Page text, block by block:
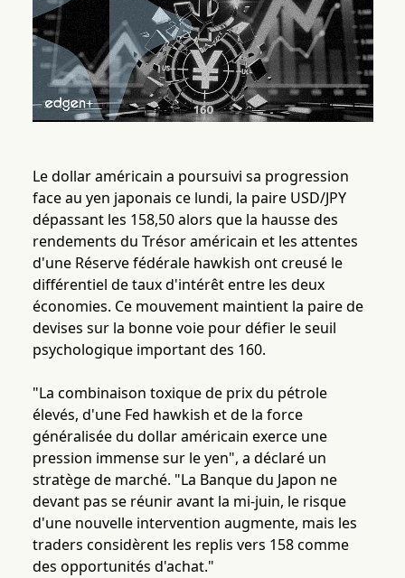
Le dollar américain a poursuivi sa progression
face au yen japonais ce lundi, la paire USD/JPY
dépassant les 158,50 alors que la hausse des
rendements du Trésor américain et les attentes
d'une Réserve fédérale hawkish ont creusé le
différentiel de taux d'intérêt entre les deux
économies. Ce mouvement maintient la paire de
devises sur la bonne voie pour défier le seuil
psychologique important des 160.
"La combinaison toxique de prix du pétrole
élevés, d'une Fed hawkish et de la force
généralisée du dollar américain exerce une
pression immense sur le yen", a déclaré un
stratège de marché. "La Banque du Japon ne
devant pas se réunir avant la mi-juin, le risque
d'une nouvelle intervention augmente, mais les
traders considèrent les replis vers 158 comme
des opportunités d'achat."